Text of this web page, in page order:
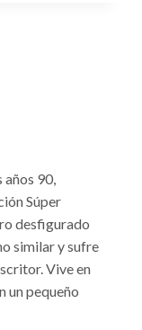
años 90,
Súper
desfigurado
similar y sufre
Vive en
un pequeño